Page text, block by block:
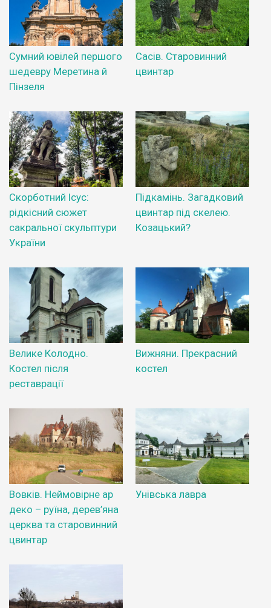
Сумний ювілей першого
шедевру Меретина й
Пінзеля
Сасів. Старовинний
цвинтар
Скорботний Ісус:
рідкісний сюжет
сакральної скульптури
України
Підкамінь. Загадковий
цвинтар під скелею.
Козацький?
Велике Колодно.
Костел після
реставрації
Вижняни. Прекрасний
костел
Вовків. Неймовірне ар
деко – руїна, дерев’яна
церква та старовинний
цвинтар
Унівська лавра